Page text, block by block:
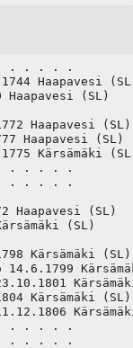
. . . . .
Haapavesi
(SL)
Haapavesi
Haapavesi (SL)
Kärsämäki
. . . . .
. . . . .
Haapavesi (SL)
(SL)
Kärsämäki (SL)
Kärsämäki (SL)
. . . . .
. . . . .